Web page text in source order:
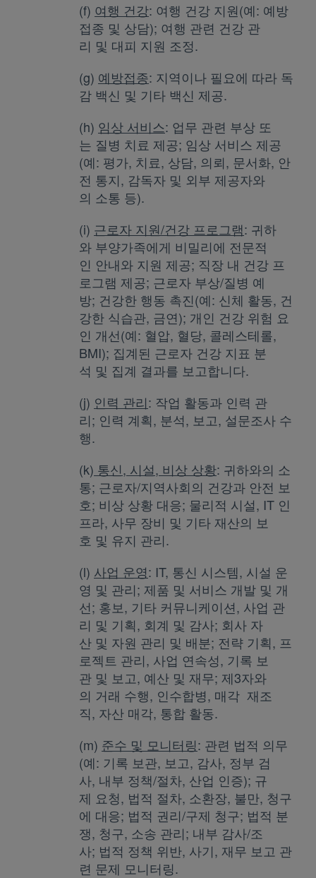
(f) 여행 건강: 여행 건강 지원(예: 예방
접종 및 상담); 여행 관련 건강 관
리 및 대피 지원 조정.
(g) 예방접종: 지역이나 필요에 따라 독
감 백신 및 기타 백신 제공.
(h) 임상 서비스: 업무 관련 부상 또
는 질병 치료 제공; 임상 서비스 제공
(예: 평가, 치료, 상담, 의뢰, 문서화, 안
전 통지, 감독자 및 외부 제공자와
의 소통 등).
(i) 근로자 지원/건강 프로그램: 귀하
와 부양가족에게 비밀리에 전문적
인 안내와 지원 제공; 직장 내 건강 프
로그램 제공; 근로자 부상/질병 예
방; 건강한 행동 촉진(예: 신체 활동, 건
강한 식습관, 금연); 개인 건강 위험 요
인 개선(예: 혈압, 혈당, 콜레스테롤,
BMI); 집계된 근로자 건강 지표 분
석 및 집계 결과를 보고합니다.
(j) 인력 관리: 작업 활동과 인력 관
리; 인력 계획, 분석, 보고, 설문조사 수
행.
(k) 통신, 시설, 비상 상황: 귀하와의 소
통; 근로자/지역사회의 건강과 안전 보
호; 비상 상황 대응; 물리적 시설, IT 인
프라, 사무 장비 및 기타 재산의 보
호 및 유지 관리.
(l) 사업 운영: IT, 통신 시스템, 시설 운
영 및 관리; 제품 및 서비스 개발 및 개
선; 홍보, 기타 커뮤니케이션, 사업 관
리 및 기획, 회계 및 감사; 회사 자
산 및 자원 관리 및 배분; 전략 기획, 프
로젝트 관리, 사업 연속성, 기록 보
관 및 보고, 예산 및 재무; 제3자와
의 거래 수행, 인수합병, 매각 재조
직, 자산 매각, 통합 활동.
(m) 준수 및 모니터링: 관련 법적 의무
(예: 기록 보관, 보고, 감사, 정부 검
사, 내부 정책/절차, 산업 인증); 규
제 요청, 법적 절차, 소환장, 불만, 청구
에 대응; 법적 권리/구제 청구; 법적 분
쟁, 청구, 소송 관리; 내부 감사/조
사; 법적 정책 위반, 사기, 재무 보고 관
련 문제 모니터링.